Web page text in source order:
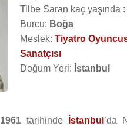
Tilbe Saran kaç yaşında :
Burcu: Boğa
Meslek: Tiyatro
Sanatçısı
Doğum Yeri: İstanbul
1961 tarihinde İstanbul ’da